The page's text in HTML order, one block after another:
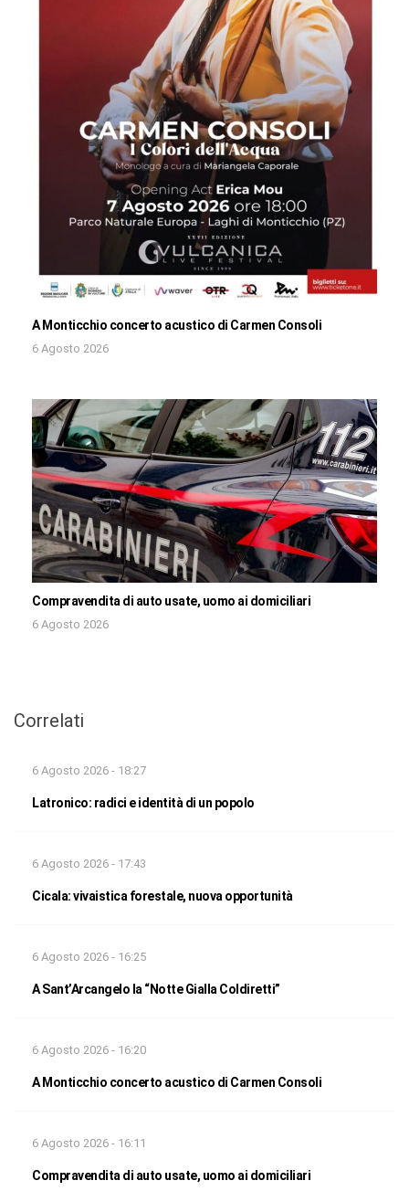
A Monticchio concerto acustico di Carmen Consoli
6 Agosto 2026
Compravendita di auto usate, uomo ai domiciliari
6 Agosto 2026
Correlati
6 Agosto 2026 - 18:27
Latronico: radici e identità di un popolo
6 Agosto 2026 - 17:43
Cicala: vivaistica forestale, nuova opportunità
6 Agosto 2026 - 16:25
A Sant’Arcangelo la “Notte Gialla Coldiretti”
6 Agosto 2026 - 16:20
A Monticchio concerto acustico di Carmen Consoli
6 Agosto 2026 - 16:11
Compravendita di auto usate, uomo ai domiciliari